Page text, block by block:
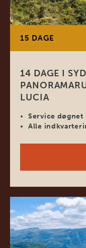
15 DAGE
14 DAGE I
LUCIA
Service
Alle